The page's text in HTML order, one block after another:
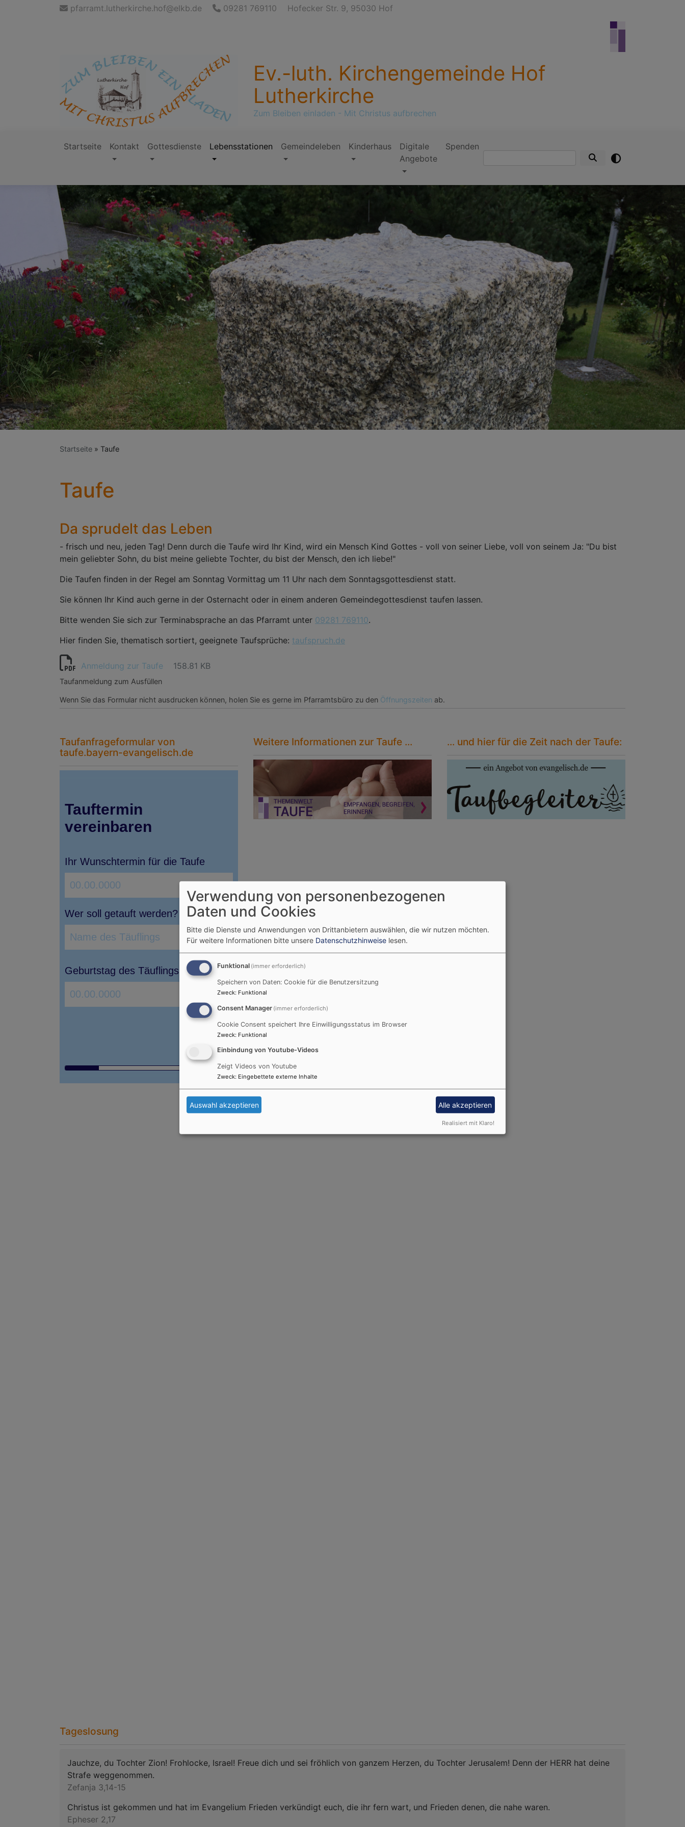
pfarramt.lutherkirche.hof@elkb.de 09281 769110 Hofecker Str. 9, 95030 Hof
Ev.-luth. Kirchengemeinde Hof
Lutherkirche
Zum Bleiben einladen - Mit Christus aufbrechen
Hauptnavigation
Startseite Kontakt Gottesdienste Lebensstationen Gemeindeleben Kinderhaus
Digitale
Angebote
Spenden
Startseite Taufe
Taufe
Da sprudelt das Leben
- frisch und neu, jeden Tag! Denn durch die Taufe wird Ihr Kind, wird ein Mensch Kind Gottes - voll von seiner Liebe, voll von seinem Ja: "Du bist
mein geliebter Sohn, du bist meine geliebte Tochter, du bist der Mensch, den ich liebe!"
Die Taufen finden in der Regel am Sonntag Vormittag um 11 Uhr nach dem Sonntagsgottesdienst statt.
Sie können Ihr Kind auch gerne in der Osternacht oder in einem anderen Gemeindegottesdienst taufen lassen.
Bitte wenden Sie sich zur Terminabsprache an das Pfarramt unter 09281 769110.
Hier finden Sie, thematisch sortiert, geeignete Taufsprüche: taufspruch.de
Anmeldung zur Taufe 158.81 KB
Taufanmeldung zum Ausfüllen
Wenn Sie das Formular nicht ausdrucken können, holen Sie es gerne im Pfarramtsbüro zu den Öffnungszeiten ab.
Taufanfrageformular von
taufe.bayern-evangelisch.de
Weitere Informationen zur Taufe ... ... und hier für die Zeit nach der Taufe:
Tageslosung
Jauchze, du Tochter Zion! Frohlocke, Israel! Freue dich und sei fröhlich von ganzem Herzen, du Tochter Jerusalem! Denn der HERR hat deine
Strafe weggenommen.
Zefanja 3,14-15
Christus ist gekommen und hat im Evangelium Frieden verkündigt euch, die ihr fern wart, und Frieden denen, die nahe waren.
Epheser 2,17
Verwendung von personenbezogenen
Daten und Cookies
Bitte die Dienste und Anwendungen von Drittanbietern auswählen, die wir nutzen möchten.
Für weitere Informationen bitte unsere Datenschutzhinweise lesen.
Funktional (immer erforderlich)
Speichern von Daten: Cookie für die Benutzersitzung
Zweck: Funktional
Consent Manager (immer erforderlich)
Cookie Consent speichert Ihre Einwilligungsstatus im Browser
Zweck: Funktional
Einbindung von Youtube-Videos
Zeigt Videos von Youtube
Zweck: Eingebettete externe Inhalte
Auswahl akzeptieren Alle akzeptieren
Realisiert mit Klaro!